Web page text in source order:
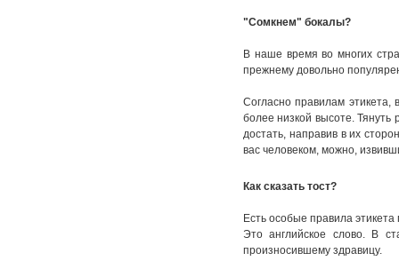
"Сомкнем" бокалы?
В наше время во многих
прежнему довольно
Согласно правилам
более низкой высоте. Тянуть
достать, направив в их
вас человеком, можно,
Как сказать тост?
Есть особые правила
Это английское слово. В
произносившему здравицу.